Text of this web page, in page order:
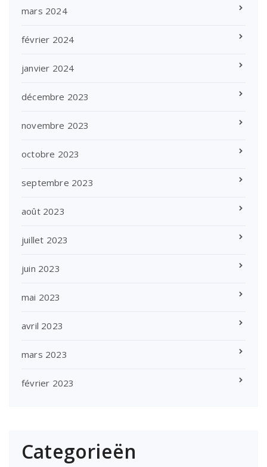
mars 2024
février 2024
janvier 2024
décembre 2023
novembre 2023
octobre 2023
septembre 2023
août 2023
juillet 2023
juin 2023
mai 2023
avril 2023
mars 2023
février 2023
Categorieën